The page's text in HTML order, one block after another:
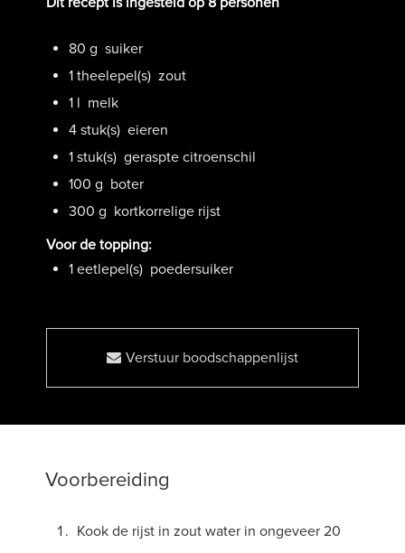
80 g suiker
1 theelepel(s) zout
1 l melk
4 stuk(s) eieren
1 stuk(s) geraspte citroenschil
100 g boter
300 g kortkorrelige rijst
Voor de topping:
1 eetlepel(s) poedersuiker
Verstuur boodschappenlijst
Voorbereiding
Kook de rijst in zout water in ongeveer 20